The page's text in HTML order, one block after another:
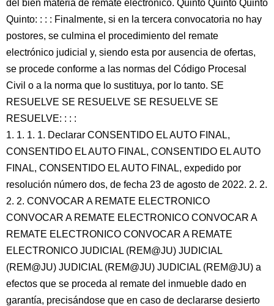
del bien materia de remate electrónico. Quinto Quinto Quinto
Quinto: : : : Finalmente, si en la tercera convocatoria no hay
postores, se culmina el procedimiento del remate
electrónico judicial y, siendo esta por ausencia de ofertas,
se procede conforme a las normas del Código Procesal
Civil o a la norma que lo sustituya, por lo tanto. SE
RESUELVE SE RESUELVE SE RESUELVE SE
RESUELVE: : : :
1. 1. 1. 1. Declarar CONSENTIDO EL AUTO FINAL,
CONSENTIDO EL AUTO FINAL, CONSENTIDO EL AUTO
FINAL, CONSENTIDO EL AUTO FINAL, expedido por
resolución número dos, de fecha 23 de agosto de 2022. 2. 2.
2. 2. CONVOCAR A REMATE ELECTRONICO
CONVOCAR A REMATE ELECTRONICO CONVOCAR A
REMATE ELECTRONICO CONVOCAR A REMATE
ELECTRONICO JUDICIAL (REM@JU) JUDICIAL
(REM@JU) JUDICIAL (REM@JU) JUDICIAL (REM@JU) a
efectos que se proceda al remate del inmueble dado en
garantía, precisándose que en caso de declararse desierto